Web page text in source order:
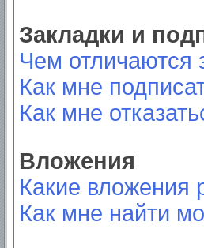
Закладки и
Чем отличаются
Как мне
Как мне
Вложения
Какие вложения
Как мне найти